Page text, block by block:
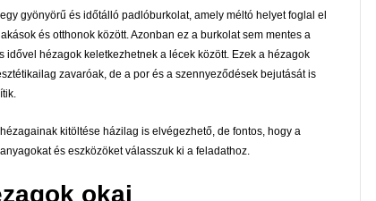
gyönyörű és időtálló padlóburkolat, amely méltó helyet foglal el
és otthonok között. Azonban ez a burkolat sem mentes a
idővel hézagok keletkezhetnek a lécek között. Ezek a hézagok
zavaróak, de a por és a szennyeződések bejutását is
kitöltése házilag is elvégezhető, de fontos, hogy a
és eszközöket válasszuk ki a feladathoz.
okai